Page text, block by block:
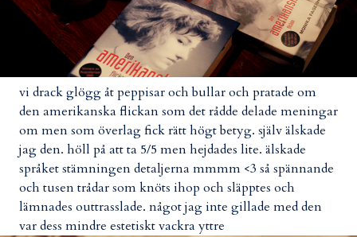
vi drack glögg åt peppisar och bullar och pratade om
den amerikanska flickan som det rådde delade meningar
om men som överlag fick rätt högt betyg. själv älskade
jag den. höll på att ta 5/5 men hejdades lite. älskade
språket stämningen detaljerna mmmm <3 så spännande
och tusen trådar som knöts ihop och släpptes och
lämnades outtrasslade. något jag inte gillade med den
var dess mindre estetiskt vackra yttre